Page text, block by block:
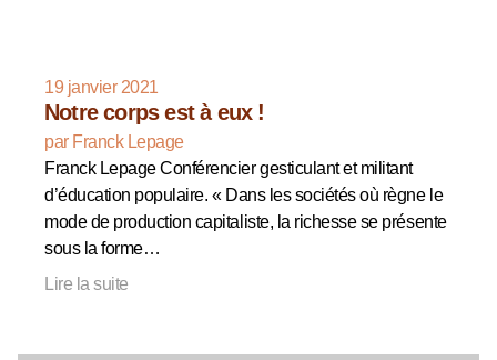
19 janvier 2021
Notre corps est à eux !
par Franck Lepage
Franck Lepage Conférencier gesticulant et militant
d’éducation populaire. « Dans les sociétés où règne le
mode de production capitaliste, la richesse se présente
sous la forme…
Lire la suite